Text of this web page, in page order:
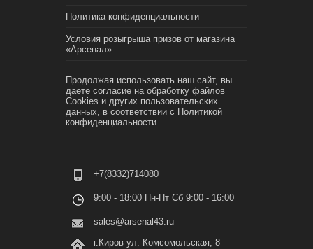
Политика конфиденциальности
Условия розыгрыша призов от магазина
«Арсенал»
Продолжая использовать наш сайт, вы
даете согласие на обработку файлов
Cookies и других пользовательских
данных, в соответствии с Политикой
конфиденциальности.
+7(8332)714080
9:00 - 18:00 Пн-Пт Сб 9:00 - 16:00
sales@arsenal43.ru
г.Киров ул. Комсомольская, 8